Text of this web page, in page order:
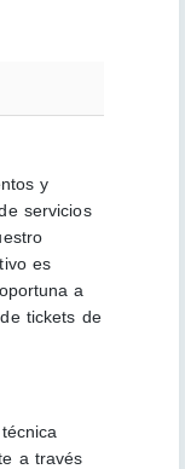
y
servicios
es
a
tickets de
a través